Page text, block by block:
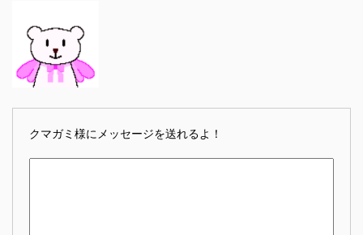
クマガミ様にメッセージを送れるよ！